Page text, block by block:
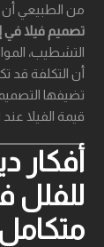
من الطبيعي أن
تصميم فيلا
التشطيب،
أن التكلفة قد
تضيفها
قيمة الفيلا
أفكار
للفلل